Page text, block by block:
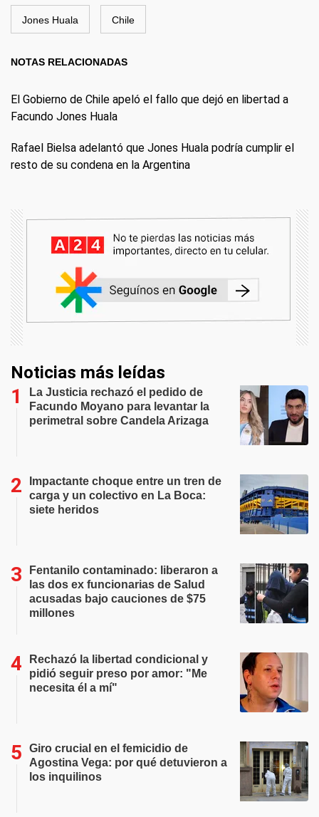
Jones Huala Chile
NOTAS RELACIONADAS
El Gobierno de Chile apeló el fallo que dejó en libertad a
Facundo Jones Huala
Rafael Bielsa adelantó que Jones Huala podría cumplir el
resto de su condena en la Argentina
Noticias más leídas
La Justicia rechazó el pedido de
Facundo Moyano para levantar la
perimetral sobre Candela Arizaga
Impactante choque entre un tren de
carga y un colectivo en La Boca:
siete heridos
Fentanilo contaminado: liberaron a
las dos ex funcionarias de Salud
acusadas bajo cauciones de $75
millones
Rechazó la libertad condicional y
pidió seguir preso por amor: "Me
necesita él a mí"
Giro crucial en el femicidio de
Agostina Vega: por qué detuvieron a
los inquilinos